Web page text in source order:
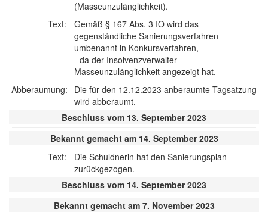
(Masseunzulänglichkeit).
Text:
Gemäß § 167 Abs. 3 IO wird das
gegenständliche Sanierungsverfahren
umbenannt in Konkursverfahren,
- da der Insolvenzverwalter
Masseunzulänglichkeit angezeigt hat.
Abberaumung:
Die für den 12.12.2023 anberaumte Tagsatzung
wird abberaumt.
Beschluss vom 13. September 2023
Bekannt gemacht am 14. September 2023
Text:
Die Schuldnerin hat den Sanierungsplan
zurückgezogen.
Beschluss vom 14. September 2023
Bekannt gemacht am 7. November 2023